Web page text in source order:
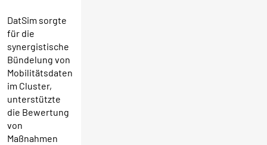
DatSim sorgte
für die
synergistische
Bündelung von
Mobilitätsdaten
im Cluster,
unterstützte
die Bewertung
von
Maßnahmen